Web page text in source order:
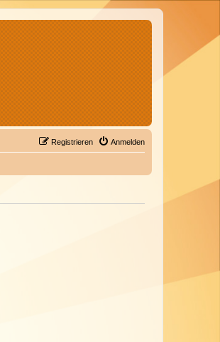
Anmelden
Registrieren